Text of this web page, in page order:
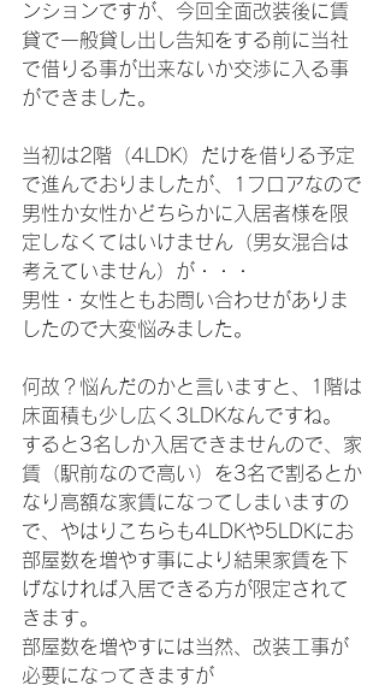
ンションですが、今回全面改装後に賃
貸で一般貸し出し告知をする前に当社
で借りる事が出来ないか交渉に入る事
ができました。
当初は2階（4LDK）だけを借りる予定
で進んでおりましたが、1フロアなので
男性か女性かどちらかに入居者様を限
定しなくてはいけません（男女混合は
考えていません）が・・・
男性・女性ともお問い合わせがありま
したので大変悩みました。
何故？悩んだのかと言いますと、1階は
床面積も少し広く3LDKなんですね。
すると3名しか入居できませんので、家
賃（駅前なので高い）を3名で割るとか
なり高額な家賃になってしまいますの
で、やはりこちらも4LDKや5LDKにお
部屋数を増やす事により結果家賃を下
げなければ入居できる方が限定されて
きます。
部屋数を増やすには当然、改装工事が
必要になってきますが